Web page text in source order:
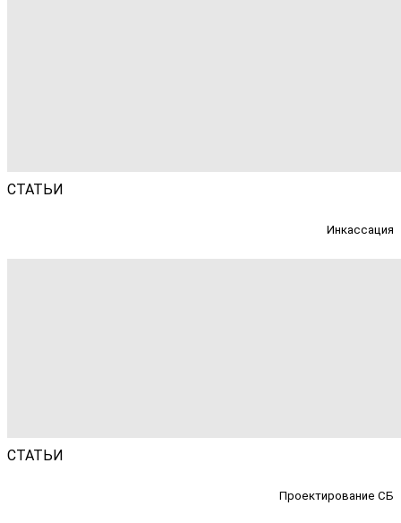
СТАТЬИ
Инкассация
СТАТЬИ
Проектирование СБ